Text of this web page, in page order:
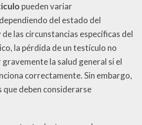
pueden variar
del estado del
las circunstancias específicas del
la pérdida de un testículo no
la salud general si el
correctamente. Sin embargo,
que deben considerarse